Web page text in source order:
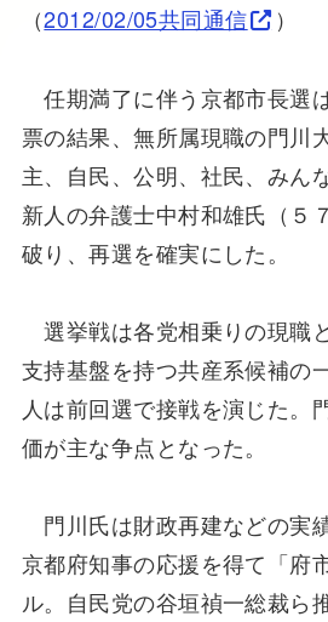
（2012/02/05共同通信 ）
任期満了に伴う京都市長選
票の結果、無所属現職の門川
主、自民、公明、社民、みん
新人の弁護士中村和雄氏（５
破り、再選を確実にした。
選挙戦は各党相乗りの現職
支持基盤を持つ共産系候補の
人は前回選で接戦を演じた。
価が主な争点となった。
門川氏は財政再建などの実
京都府知事の応援を得て「府
ル。自民党の谷垣禎一総裁ら